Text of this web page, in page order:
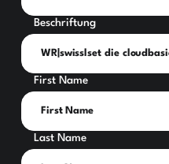
Beschriftung
First Name
Last Name